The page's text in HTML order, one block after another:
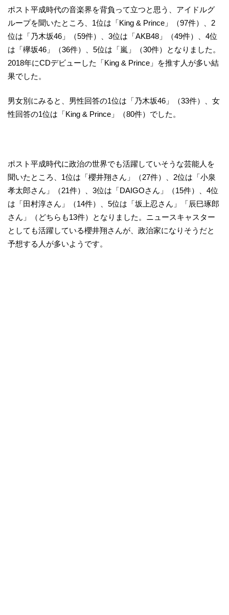
ポスト平成時代の音楽界を背負って立つと思う、アイドルグ
ループを聞いたところ、1位は「King & Prince」（97件）、2
位は「乃木坂46」（59件）、3位は「AKB48」（49件）、4位
は「欅坂46」（36件）、5位は「嵐」（30件）となりました。
2018年にCDデビューした「King & Prince」を推す人が多い結
果でした。
男女別にみると、男性回答の1位は「乃木坂46」（33件）、女
性回答の1位は「King & Prince」（80件）でした。
ポスト平成時代に政治の世界でも活躍していそうな芸能人を
聞いたところ、1位は「櫻井翔さん」（27件）、2位は「小泉
孝太郎さん」（21件）、3位は「DAIGOさん」（15件）、4位
は「田村淳さん」（14件）、5位は「坂上忍さん」「辰巳琢郎
さん」（どちらも13件）となりました。ニュースキャスター
としても活躍している櫻井翔さんが、政治家になりそうだと
予想する人が多いようです。